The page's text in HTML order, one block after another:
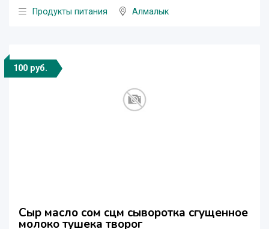
Продукты питания
Алмалык
100 руб.
Сыр масло сом сцм сыворотка сгущенное
молоко тушека творог